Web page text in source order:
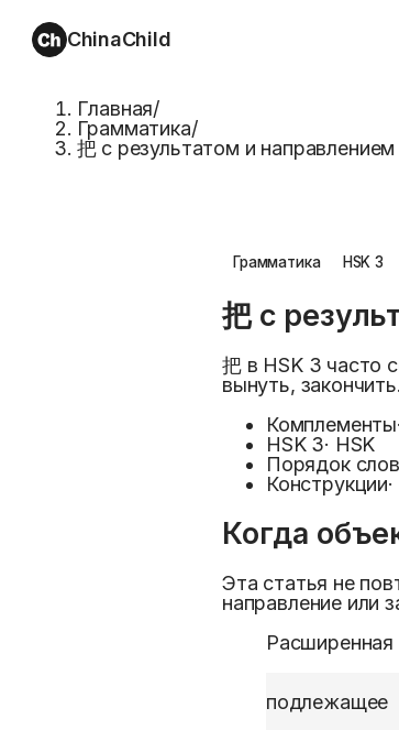
ChinaChild
Главная/
Грамматика/
把 с результатом и направлением
Грамматика HSK 3
把 с
把 в HSK 3 часто
вынуть, закончить.
Комплементы·
HSK 3· HSK
Порядок слов
Конструкции·
Когда
Эта статья не
направление или
Расширенная
подлежащее